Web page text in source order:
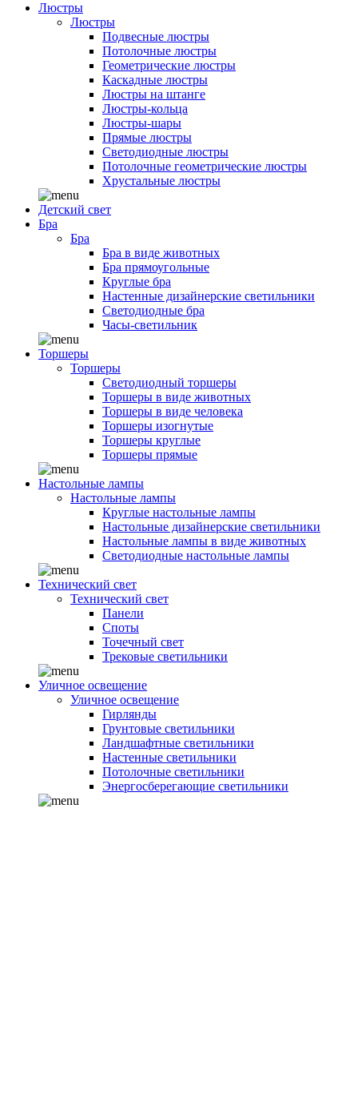
Люстры
Люстры
Подвесные люстры
Потолочные люстры
Геометрические люстры
Каскадные люстры
Люстры на штанге
Люстры-кольца
Люстры-шары
Прямые люстры
Светодиодные люстры
Потолочные геометрические люстры
Хрустальные люстры
Детский свет
Бра
Бра
Бра в виде животных
Бра прямоугольные
Круглые бра
Настенные дизайнерские светильники
Светодиодные бра
Часы-светильник
Торшеры
Торшеры
Светодиодный торшеры
Торшеры в виде животных
Торшеры в виде человека
Торшеры изогнутые
Торшеры круглые
Торшеры прямые
Настольные лампы
Настольные лампы
Круглые настольные лампы
Настольные дизайнерские светильники
Настольные лампы в виде животных
Светодиодные настольные лампы
Технический свет
Технический свет
Панели
Споты
Точечный свет
Трековые светильники
Уличное освещение
Уличное освещение
Гирлянды
Грунтовые светильники
Ландшафтные светильники
Настенные светильники
Потолочные светильники
Энергосберегающие светильники